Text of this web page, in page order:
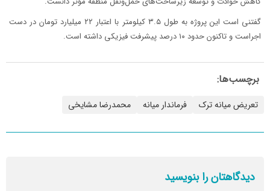
گفتنی است این پروژه به طول ۳.۵ کیلومتر با اعتبار ۲۲ میلیارد تومان در دست
اجراست و تاکنون حدود ۱۰ درصد پیشرفت فیزیکی داشته است.
برچسب‌ها:
تعریض میانه ترک فرماندار میانه محمدرضا مشایخی
دیدگاهتان را بنویسید